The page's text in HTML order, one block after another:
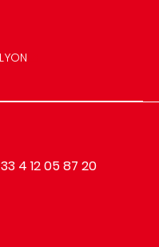
4 12 05 87 20